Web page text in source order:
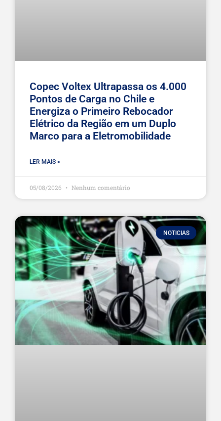
Copec Voltex Ultrapassa os 4.000
Pontos de Carga no Chile e
Energiza o Primeiro Rebocador
Elétrico da Região em um Duplo
Marco para a Eletromobilidade
LER MAIS >
05/08/2026 Nenhum comentário
NOTICIAS